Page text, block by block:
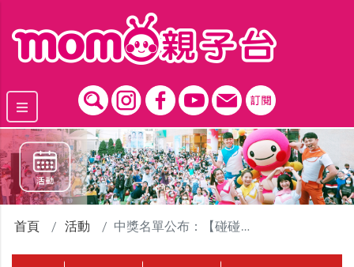
首頁 活動 中獎名單公布：【碰碰紅綠豆】集點抽獎活動